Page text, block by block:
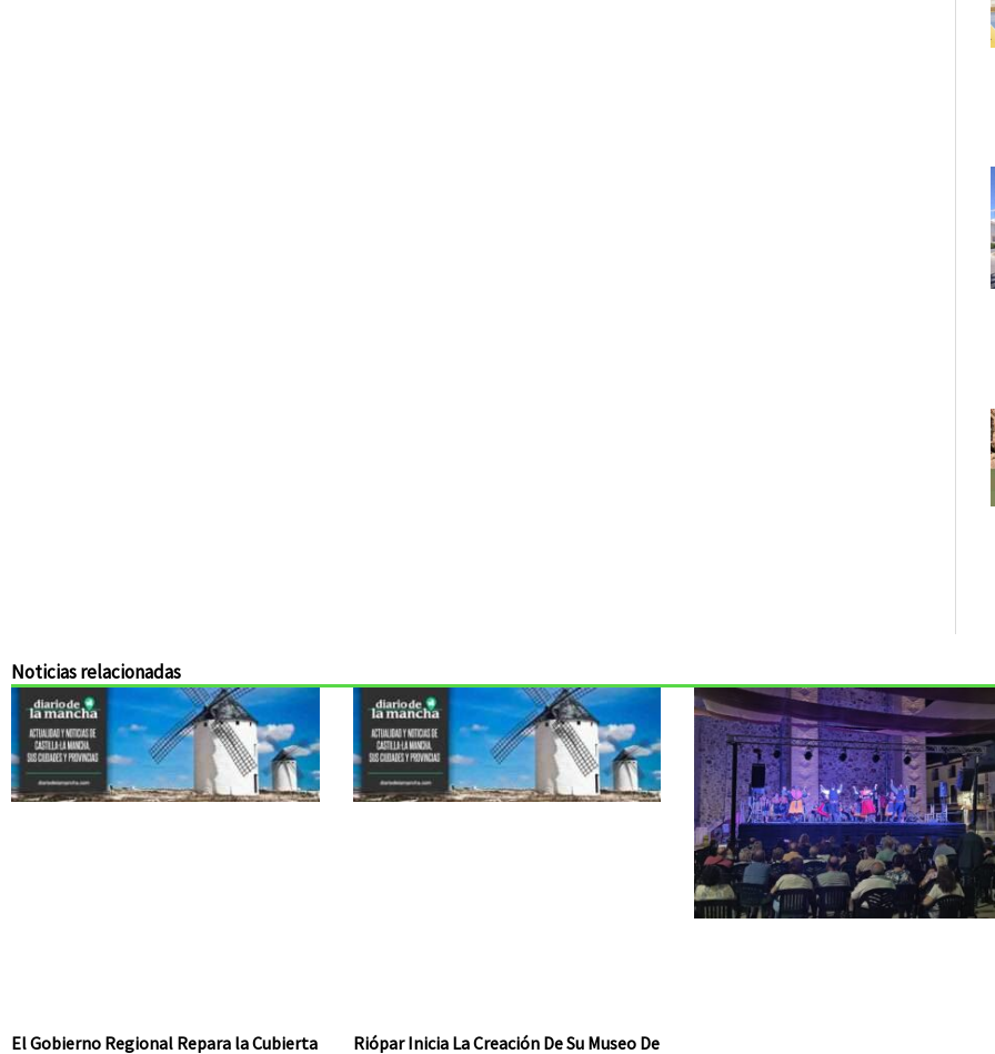
Noticias relacionadas
El Gobierno Regional Repara la Cubierta Riópar Inicia La Creación De Su Museo De